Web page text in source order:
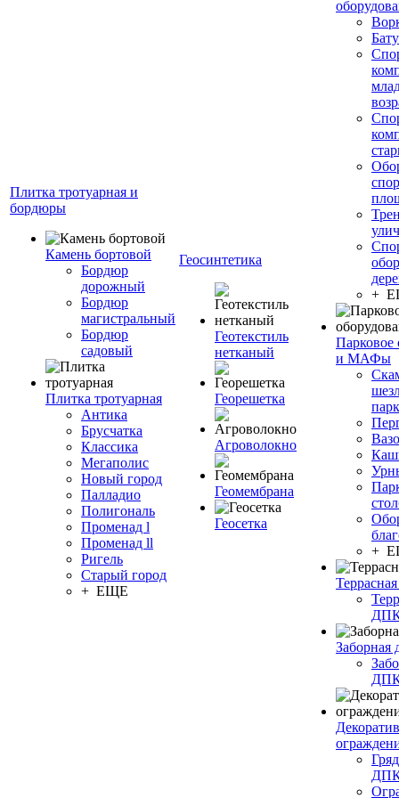
Плитка тротуарная и
бордюры
Камень бортовой
Бордюр
дорожный
Бордюр
магистральный
Бордюр
садовый
Плитка тротуарная
Антика
Брусчатка
Классика
Мегаполис
Новый город
Палладио
Полигональ
Променад l
Променад ll
Ригель
Старый город
+ ЕЩЕ
Геосинтетика
Геотекстиль
нетканый
Георешетка
Агроволокно
Геомембрана
Геосетка
+
Парковое
и МАФы
+
Заборная